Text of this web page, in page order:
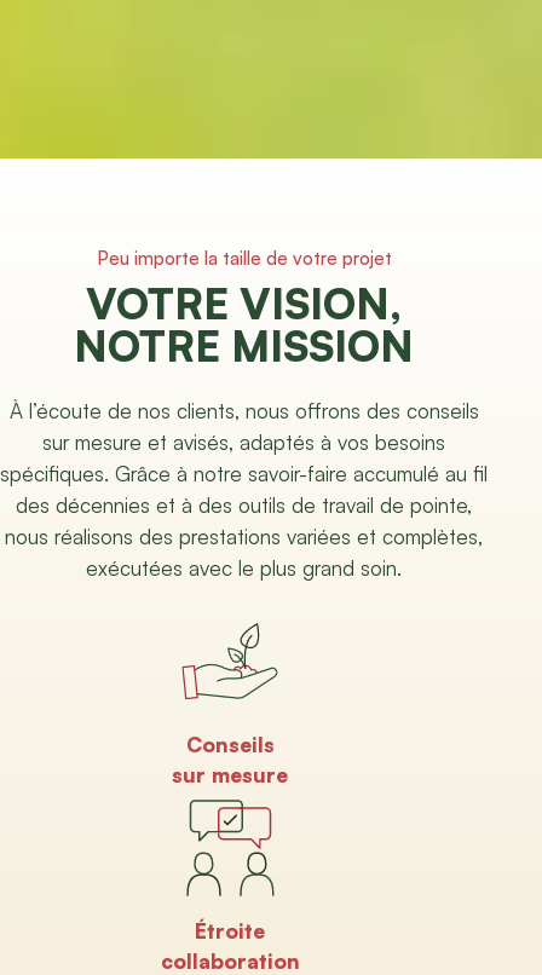
Peu importe la taille de votre projet
VOTRE VISION,
NOTRE MISSION
À l’écoute de nos clients, nous offrons des conseils
sur mesure et avisés, adaptés à vos besoins
spécifiques. Grâce à notre savoir-faire accumulé au fil
des décennies et à des outils de travail de pointe,
nous réalisons des prestations variées et complètes,
exécutées avec le plus grand soin.
Conseils
sur mesure
Étroite
collaboration